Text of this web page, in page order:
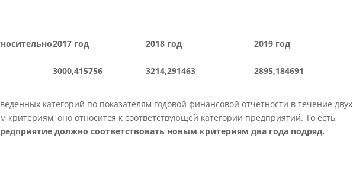
2017 год 2018 год 2019 год
3000,415756 3214,291463 2895,184691
категорий по показателям годовой финансовой отчетности в течение двух
критериям, оно относится к соответствующей категории предприятий. То есть,
должно соответствовать новым критериям два года подряд.